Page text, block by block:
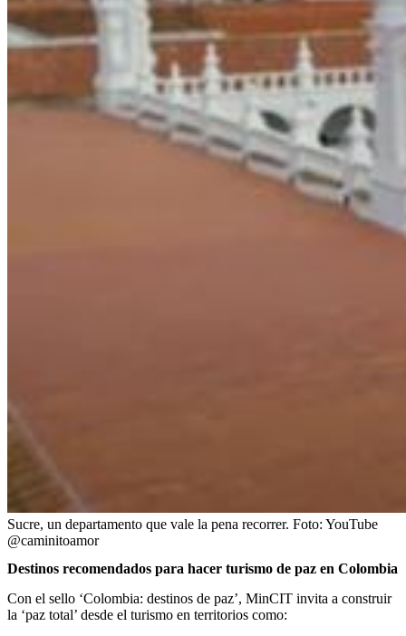
Sucre, un departamento que vale la pena recorrer. Foto: YouTube
@caminitoamor
Destinos recomendados para hacer turismo de paz en Colombia
Con el sello ‘Colombia: destinos de paz’, MinCIT invita a construir
la ‘paz total’ desde el turismo en territorios como: